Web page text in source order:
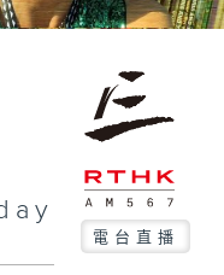
電台直播